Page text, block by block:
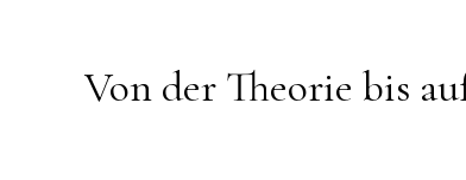
Von der Theorie bis